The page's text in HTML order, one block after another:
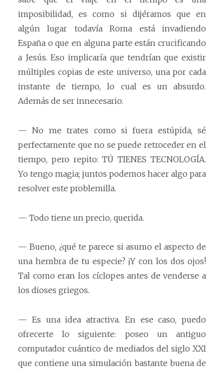
imposibilidad, es como si dijéramos que en
algún lugar todavía Roma está invadiendo
España o que en alguna parte están crucificando
a Jesús. Eso implicaría que tendrían que existir
múltiples copias de este universo, una por cada
instante de tiempo, lo cual es un absurdo.
Además de ser innecesario.
— No me trates como si fuera estúpida, sé
perfectamente que no se puede retroceder en el
tiempo, pero repito: TÚ TIENES TECNOLOGÍA.
Yo tengo magia; juntos podemos hacer algo para
resolver este problemilla.
— Todo tiene un precio, querida.
— Bueno, ¿qué te parece si asumo el aspecto de
una hembra de tu especie? ¡Y con los dos ojos!
Tal como eran los cíclopes antes de venderse a
los dioses griegos.
— Es una idea atractiva. En ese caso, puedo
ofrecerte lo siguiente: poseo un antiguo
computador cuántico de mediados del siglo XXI
que contiene una simulación bastante buena de